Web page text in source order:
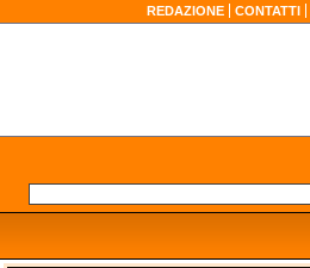
REDAZIONE CONTATTI